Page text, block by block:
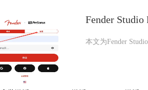
Fender
本文为Fender